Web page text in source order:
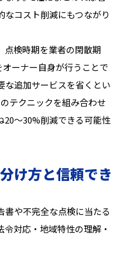
コスト削減にもつながり
点検時期を業者の閑散期
ーナー自身が行うことで
な追加サービスを省くとい
テクニックを組み合わせ
20〜30%削減できる可能性
け方と信頼でき
書や不完全な点検に当たる
対応・地域特性の理解・